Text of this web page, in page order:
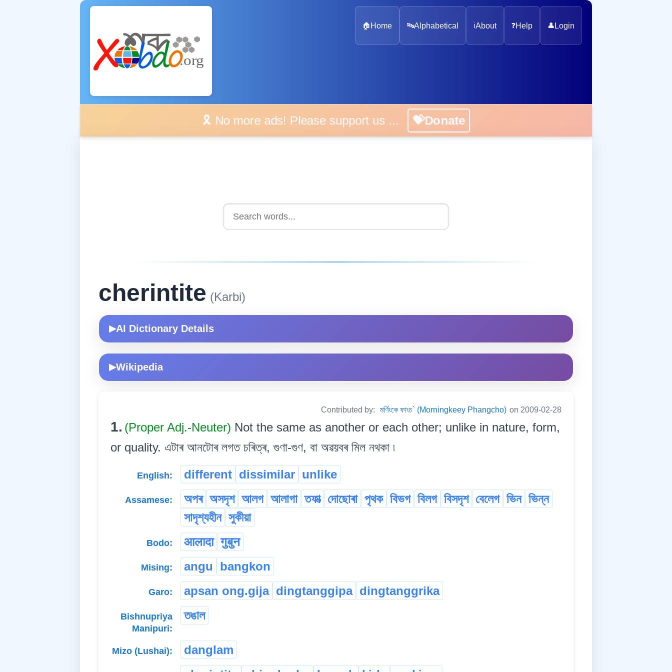
🏠 Home 🔤Alphabetical ℹ️About ❓Help 👤 Login
🎗️ No more ads! Please support us ... 💝Donate
cherintite (Karbi)
▶AI Dictionary Details
▶Wikipedia
Contributed by: মৰ্ণিংকে ফাংচ` (Morningkeey Phangcho) on 2009-02-28
1. (Proper Adj.-Neuter) Not the same as another or each other; unlike in nature, form,
or quality. এটাৰ আনটোৰ লগত চৰিত্ৰ, গুণা-গুণ, বা অৱয়বৰ মিল নথকা ৷
English: different dissimilar unlike
Assamese: অপৰ অসদৃশ আলগ আলাগা তফাত্‍ দোছোৰা পৃথক বিভগ বিলগ বিসদৃশ বেলেগ ভিন ভিন্ন
সাদৃশ্যহীন সুকীয়া
Bodo: आलादा गुबुन
Mising: angu bangkon
Garo: apsan ong.gija dingtanggipa dingtanggrika
Bishnupriya
Manipuri:
তঙাল
Mizo (Lushai): danglam